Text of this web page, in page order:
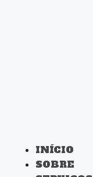
INÍCIO
SOBRE